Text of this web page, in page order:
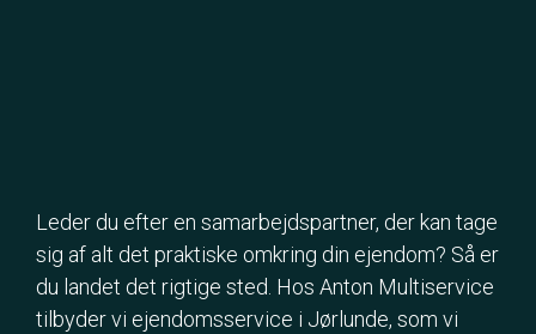
Leder du efter en samarbejdspartner, der kan tage
sig af alt det praktiske omkring din ejendom? Så er
du landet det rigtige sted. Hos Anton Multiservice
tilbyder vi ejendomsservice i Jørlunde, som vi